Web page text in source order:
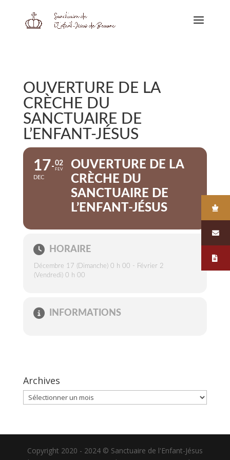
OUVERTURE DE LA
CRÈCHE DU
SANCTUAIRE DE
L’ENFANT-JÉSUS
17
DEC
02
FEV
OUVERTURE DE LA
CRÈCHE DU
SANCTUAIRE DE
L’ENFANT-JÉSUS
HORAIRE
Décembre 17 (Dimanche) 0 h 00 - Février 2
(Vendredi) 0 h 00
INFORMATIONS
Archives
Archives
Copyright 2020 - 2024 © Sanctuaire de l'Enfant-Jésus